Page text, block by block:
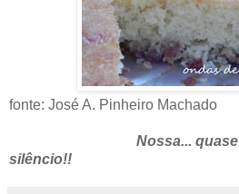
fonte: José A. Pinheiro Machado
Nossa...
silêncio!!